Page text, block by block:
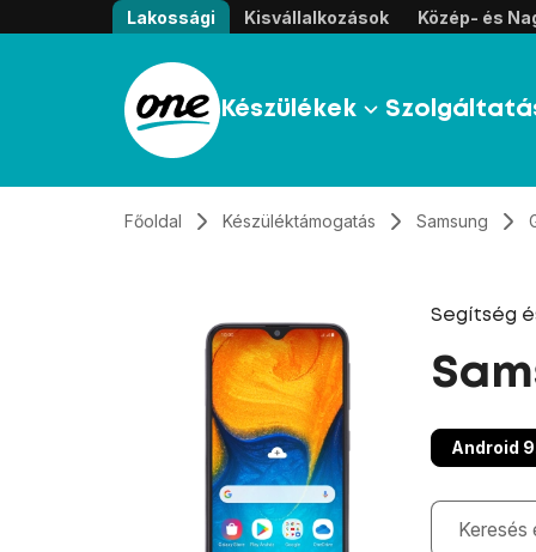
Átugrás, tovább a tartalomhoz
Lakossági Kisvállalkozások Közép- és
Készülékek
Főoldal Készüléktámogatás Samsung
Segítség
Android
Gépelés